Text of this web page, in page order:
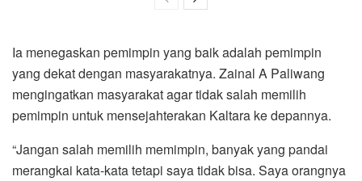
Ia menegaskan pemimpin yang baik adalah pemimpin
yang dekat dengan masyarakatnya. Zainal A Paliwang
mengingatkan masyarakat agar tidak salah memilih
pemimpin untuk mensejahterakan Kaltara ke depannya.
“Jangan salah memilih memimpin, banyak yang pandai
merangkai kata-kata tetapi saya tidak bisa. Saya orangnya